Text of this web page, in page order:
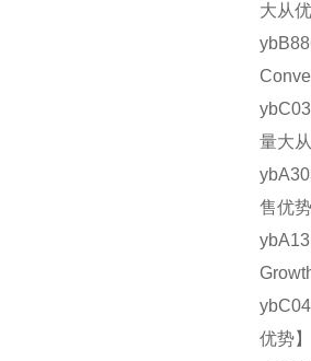
大从
量大
售优
优势